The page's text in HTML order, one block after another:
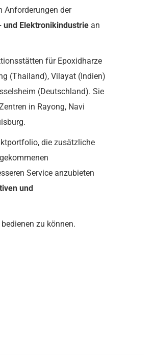
Anforderungen der
und Elektronikindustrie an
für Epoxidharze
(Thailand), Vilayat (Indien)
(Deutschland). Sie
in Rayong, Navi
die zusätzliche
Service anzubieten
und
zu können.